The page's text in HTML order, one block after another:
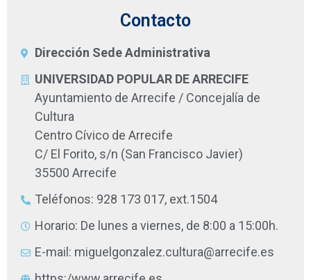
Contacto
Dirección Sede Administrativa
UNIVERSIDAD POPULAR DE ARRECIFE
Ayuntamiento de Arrecife / Concejalía de
Cultura
Centro Cívico de Arrecife
C/ El Forito, s/n (San Francisco Javier)
35500 Arrecife
Teléfonos: 928 173 017, ext.1504
Horario: De lunes a viernes, de 8:00 a 15:00h.
E-mail: miguelgonzalez.cultura@arrecife.es